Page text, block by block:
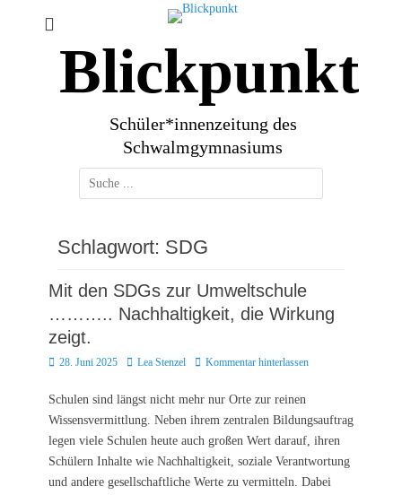
Blickpunkt
Schüler*innenzeitung des
Schwalmgymnasiums
Suchen
nach:
Schlagwort: SDG
Mit den SDGs zur Umweltschule
……….. Nachhaltigkeit, die Wirkung
zeigt.
Posted
28. Juni 2025 AutorLea Stenzel Kommentar hinterlassen
Schulen sind längst nicht mehr nur Orte zur reinen
Wissensvermittlung. Neben ihrem zentralen Bildungsauftrag
legen viele Schulen heute auch großen Wert darauf, ihren
Schülern Inhalte wie Nachhaltigkeit, soziale Verantwortung
und andere gesellschaftliche Werte zu vermitteln. Dabei